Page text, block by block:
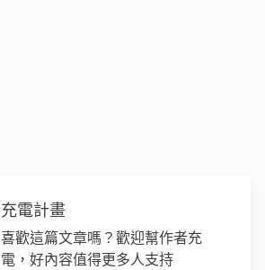
充電計畫
喜歡這篇文章嗎？歡迎幫作者充
電，好內容值得更多人支持